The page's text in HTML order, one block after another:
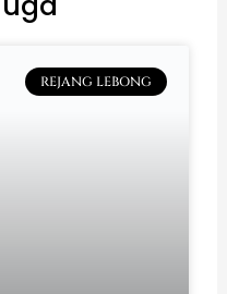
REJANG LEBONG